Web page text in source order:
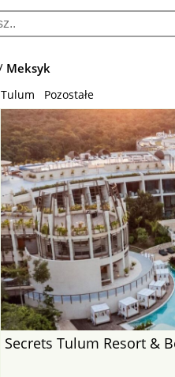
Meksyk
Tulum Pozostałe
Secrets Tulum Resort &